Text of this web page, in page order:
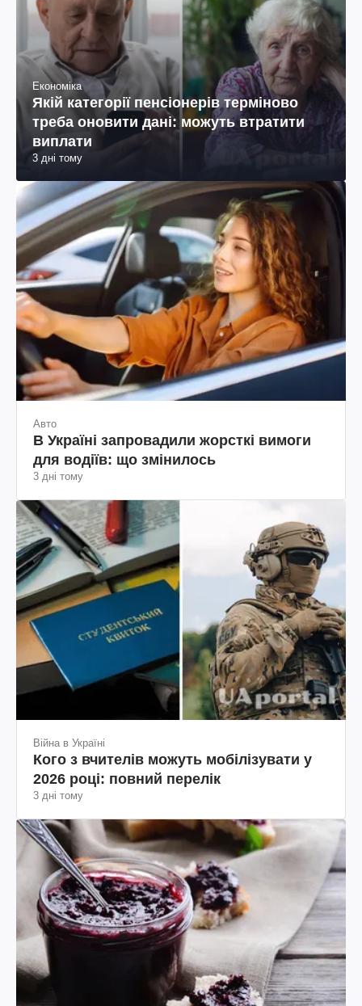
Економіка
Якій категорії пенсіонерів терміново
треба оновити дані: можуть втратити
виплати
3 дні тому
Авто
В Україні запровадили жорсткі вимоги
для водіїв: що змінилось
3 дні тому
Війна в Україні
Кого з вчителів можуть мобілізувати у
2026 році: повний перелік
3 дні тому